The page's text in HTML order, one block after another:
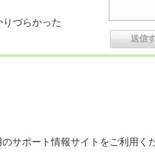
づらかった
サポート情報サイトをご利用く